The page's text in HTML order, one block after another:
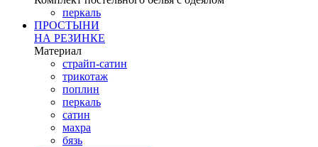
перкаль
ПРОСТЫНИ
НА РЕЗИНКЕ
Материал
страйп-сатин
трикотаж
поплин
перкаль
сатин
махра
бязь